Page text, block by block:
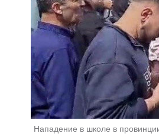
Нападение в школе в